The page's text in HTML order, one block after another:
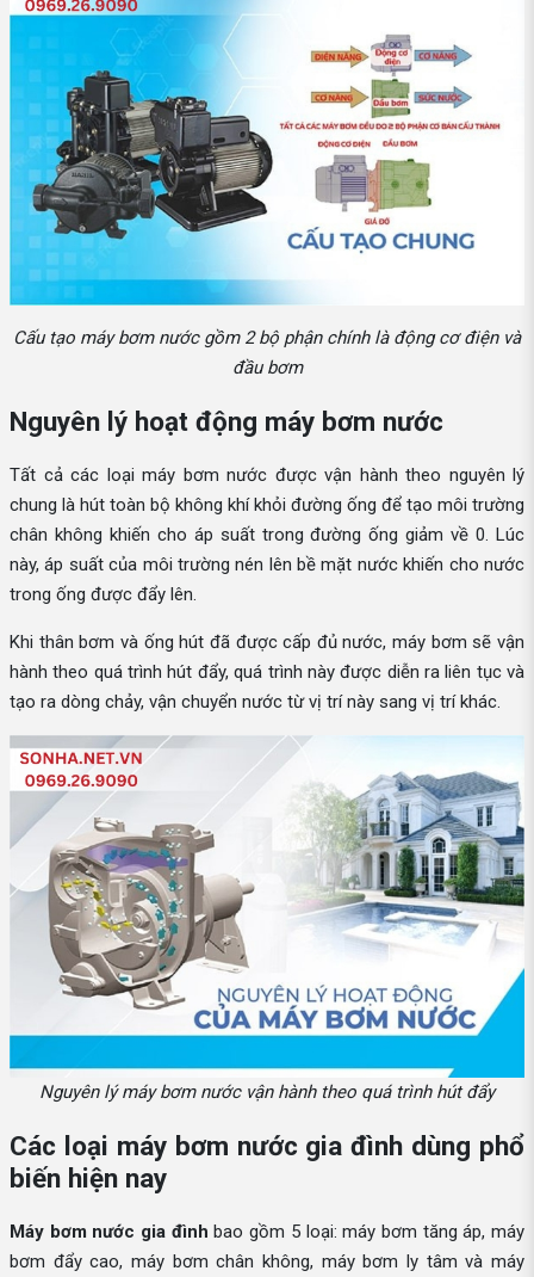
Cấu tạo máy bơm nước gồm 2 bộ phận chính là động cơ điện và
đầu bơm
Nguyên lý hoạt động máy bơm nước
Tất cả các loại máy bơm nước được vận hành theo nguyên lý
chung là hút toàn bộ không khí khỏi đường ống để tạo môi trường
chân không khiến cho áp suất trong đường ống giảm về 0. Lúc
này, áp suất của môi trường nén lên bề mặt nước khiến cho nước
trong ống được đẩy lên.
Khi thân bơm và ống hút đã được cấp đủ nước, máy bơm sẽ vận
hành theo quá trình hút đẩy, quá trình này được diễn ra liên tục và
tạo ra dòng chảy, vận chuyển nước từ vị trí này sang vị trí khác.
Nguyên lý máy bơm nước vận hành theo quá trình hút đẩy
Các loại máy bơm nước gia đình dùng phổ
biến hiện nay
Máy bơm nước gia đình bao gồm 5 loại: máy bơm tăng áp, máy
bơm đẩy cao, máy bơm chân không, máy bơm ly tâm và máy